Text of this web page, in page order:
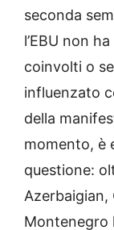
seconda
l’EBU non
coinvolti o
influenzato
della
momento, è
questione:
Azerbaigian,
Montenegro